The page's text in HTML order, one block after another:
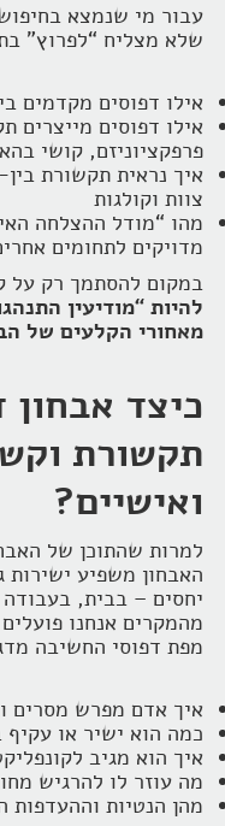
עבור מי שנמצא
שלא מצליח “לפרוץ”
אילו דפוסים מקדמים
אילו דפוסים מייצרים
פרפקציוניזם, קושי
איך נראית תקשורת
צוות וקולגות
מהו “מודל ההצלחה
מדויקים לתחומים
במקום להסתמך רק על
להיות “מודיעין
מאחורי הקלעים של
כיצד
תקשורת
ואישיים?
למרות שהתוכן של
האבחון משפיע ישירות
מהמקרים אנחנו
מפת דפוסי החשיבה
איך אדם מפרש מסרים
כמה הוא ישיר או
איך הוא מגיב
מה עוזר לו להרגיש
מהן הנטיות וההעדפות